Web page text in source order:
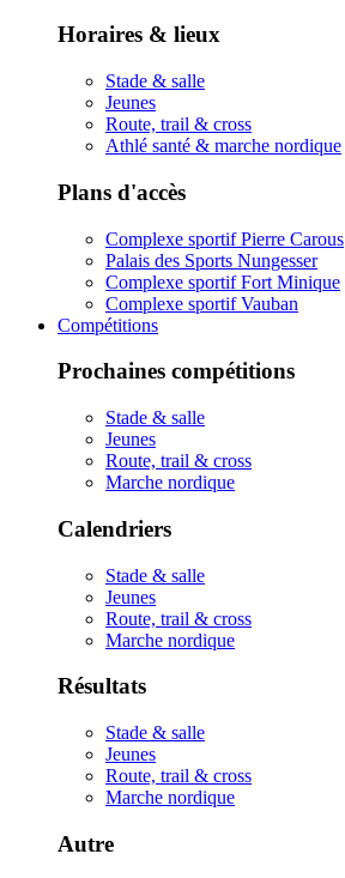
Horaires & lieux
Stade & salle
Jeunes
Route, trail & cross
Athlé santé & marche nordique
Plans d'accès
Complexe sportif Pierre Carous
Palais des Sports Nungesser
Complexe sportif Fort Minique
Complexe sportif Vauban
Compétitions
Prochaines compétitions
Stade & salle
Jeunes
Route, trail & cross
Marche nordique
Calendriers
Stade & salle
Jeunes
Route, trail & cross
Marche nordique
Résultats
Stade & salle
Jeunes
Route, trail & cross
Marche nordique
Autre